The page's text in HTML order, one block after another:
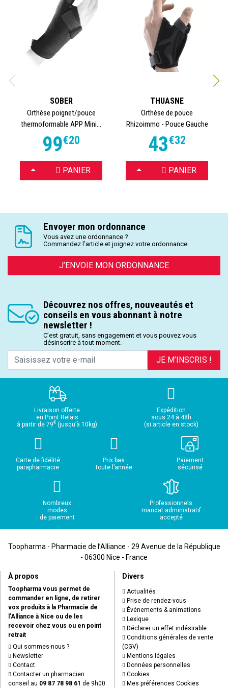
SOBER
Orthèse poignet/pouce
thermoformable APP Mini...
99€20
CHOISIR PANIER
THUASNE
Orthèse de pouce
Rhizoimmo - Pouce Gauche
43€32
CHOISIR PANIER
Envoyer mon ordonnance
Vous avez une ordonnance ?
Commandez l’article et joignez votre ordonnance.
J’ENVOIE MON ORDONNANCE
Découvrez nos offres, nouveautés et
conseils en vous abonnant à notre
newsletter !
C’est gratuit, sans engagement et vous pouvez vous
désinscrire à tout moment.
JE M’INSCRIS !
Livraison offerte
en Point Relais
à partir de 79€ (jusqu’à 10kg)
Expédition
sous 24 à 48h
(si article en stock)
Carte de fidélité
parapharmacie
Prix bas
toute l’année
Paiement
sécurisé
Nombreux
modes
de paiement
Professionnels
mandat administratif
accepté
Toopharma - Pharmacie de l’Alliance - 29 Avenue de la République
- 06300 Nice - France
À propos
Toopharma vous permet de
commander en ligne, de retirer
vos produits à la Pharmacie de
l’Alliance à Nice ou de les
recevoir chez vous ou en point
retrait
Qui sommes-nous ?
Newsletter
Contact
Contacter un pharmacien
conseil au 09 87 78 98 61 de 9h00
Divers
Actualités
Prise de rendez-vous
Événements & animations
Lexique
Déclarer un effet indésirable
Conditions générales de vente
(CGV)
Mentions légales
Données personnelles
Cookies
Mes préférences Cookies